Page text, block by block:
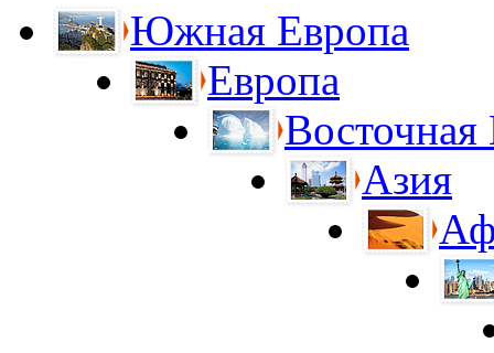
Южная Европа
Европа
Восточная
Азия